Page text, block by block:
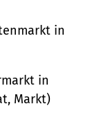
in
in
Markt)